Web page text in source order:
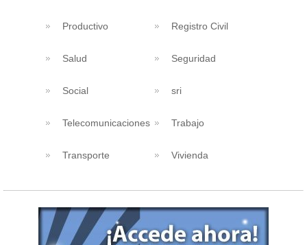
Productivo Registro Civil
Salud Seguridad
Social sri
Telecomunicaciones Trabajo
Transporte Vivienda